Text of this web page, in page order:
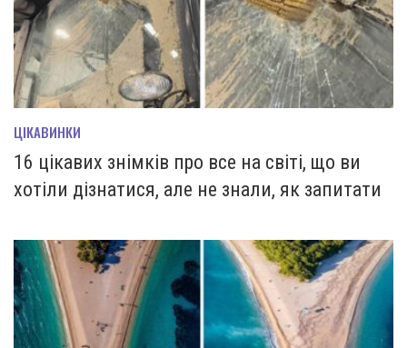
ЦІКАВИНКИ
16 цікавих знімків про все на світі, що ви
хотіли дізнатися, але не знали, як запитати